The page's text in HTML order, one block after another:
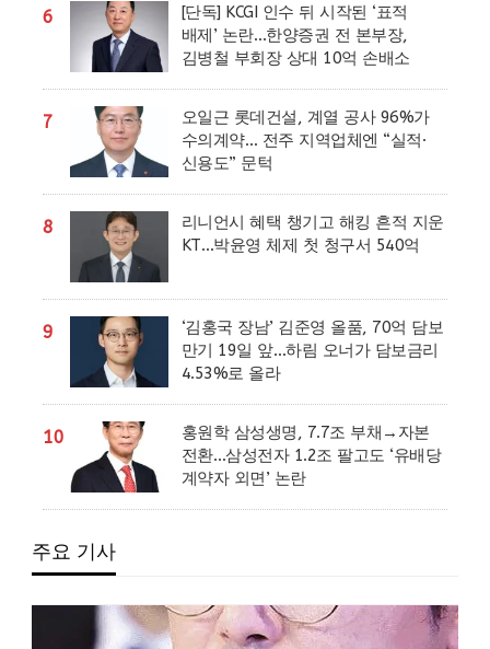
6
[단독] KCGI 인수 뒤 시작된 ‘표적
배제’ 논란…한양증권 전 본부장,
김병철 부회장 상대 10억 손배소
7
오일근 롯데건설, 계열 공사 96%가
수의계약… 전주 지역업체엔 “실적·
신용도” 문턱
8
리니언시 혜택 챙기고 해킹 흔적 지운
KT…박윤영 체제 첫 청구서 540억
9
‘김홍국 장남’ 김준영 올품, 70억 담보
만기 19일 앞…하림 오너가 담보금리
4.53%로 올라
10
홍원학 삼성생명, 7.7조 부채→자본
전환…삼성전자 1.2조 팔고도 ‘유배당
계약자 외면’ 논란
주요 기사